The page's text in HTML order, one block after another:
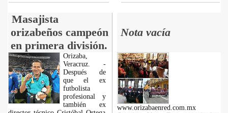
Masajista
orizabeños campeón
en primera división.
Nota vacía
Orizaba,
Veracruz. -
Después de
que el ex
futbolista
profesional y
también ex
www.orizabaenred.com.mx